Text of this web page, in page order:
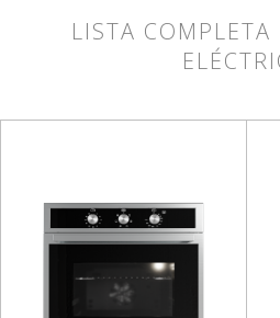
LISTA COMPLETA